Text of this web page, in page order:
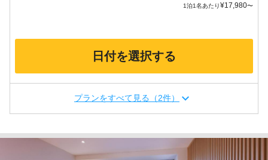
1泊1名あたり¥17,980〜
日付を選択する
プランをすべて見る（2件）